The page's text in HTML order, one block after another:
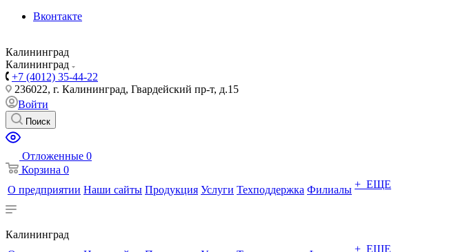
Вконтакте
Калининград
Калининград
+7 (4012) 35-44-22
236022, г. Калининград, Гвардейский пр-т, д.15
Войти
Поиск
Отложенные 0
Корзина 0
О предприятии Наши сайты Продукция Услуги Техподдержка Филиалы + ЕЩЕ
Калининград
+ ЕЩЕ